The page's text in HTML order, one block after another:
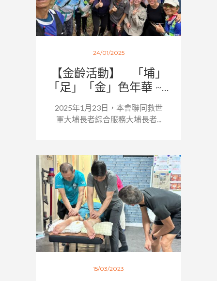
24/01/2025
【金齡活動】 – 「埔」
「足」「金」色年華 ~...
2025年1月23日，本會聯同救世
軍大埔長者綜合服務大埔長者...
15/03/2023